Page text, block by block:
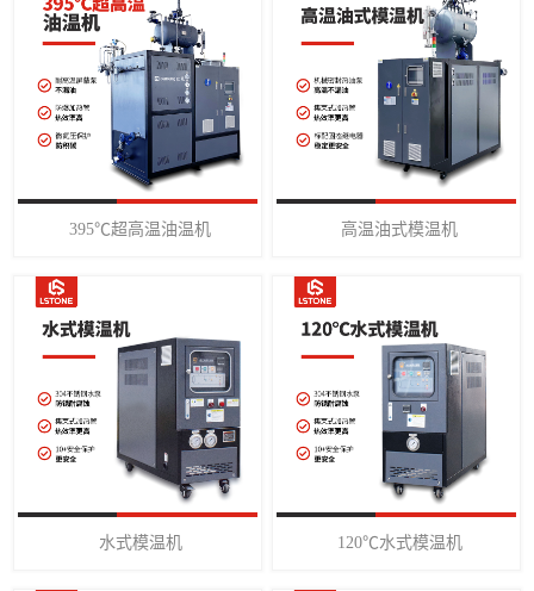
395℃超高温油温机 高温油式模温机
水式模温机 120℃水式模温机